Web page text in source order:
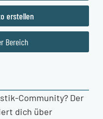
erstellen
Bereich
Community? Der
dich über